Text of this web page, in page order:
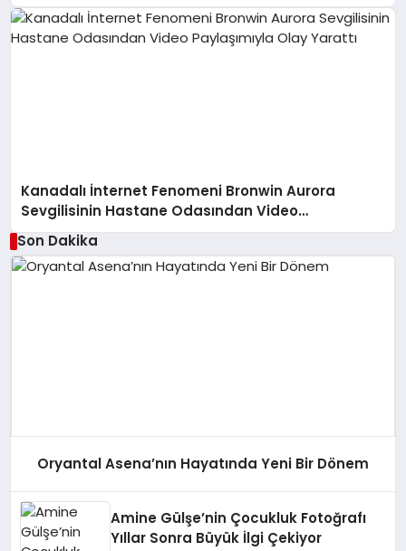
Kanadalı İnternet Fenomeni Bronwin Aurora
Sevgilisinin Hastane Odasından Video
Paylaşımıyla Olay Yarattı
Son Dakika
Oryantal Asena’nın Hayatında Yeni Bir Dönem
Amine Gülşe’nin Çocukluk Fotoğrafı
Yıllar Sonra Büyük İlgi Çekiyor